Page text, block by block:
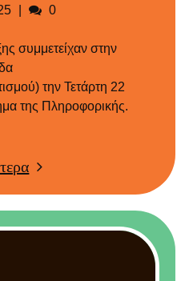
Σχόλια
0
συμμετείχαν στην
την Τετάρτη 22
της Πληροφορικής.